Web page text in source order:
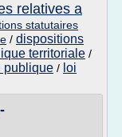
relatives a
statutaires
/ dispositions
territoriale /
publique / loi